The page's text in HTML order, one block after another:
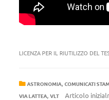
LICENZA PER IL RIUTILIZZO DEL
ASTRONOMIA, COMUNICATI
VIA LATTEA, VLT Articolo